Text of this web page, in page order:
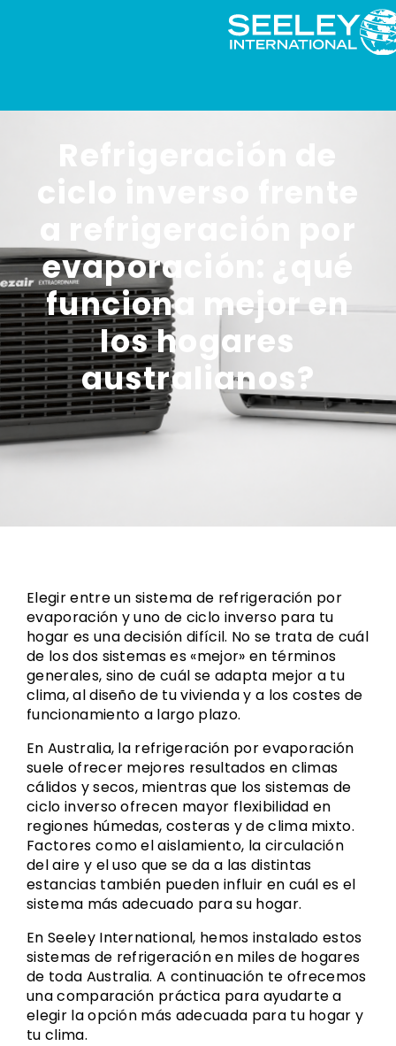
ciclo inverso frente
a refrigeración por
evaporación: ¿qué
funciona mejor en
los hogares
australianos?
Elegir entre un sistema de refrigeración por
evaporación y uno de ciclo inverso para tu
hogar es una decisión difícil. No se trata de cuál
de los dos sistemas es «mejor» en términos
generales, sino de cuál se adapta mejor a tu
clima, al diseño de tu vivienda y a los costes de
funcionamiento a largo plazo.
En Australia, la refrigeración por evaporación
suele ofrecer mejores resultados en climas
cálidos y secos, mientras que los sistemas de
ciclo inverso ofrecen mayor flexibilidad en
regiones húmedas, costeras y de clima mixto.
Factores como el aislamiento, la circulación
del aire y el uso que se da a las distintas
estancias también pueden influir en cuál es el
sistema más adecuado para su hogar.
En Seeley International, hemos instalado estos
sistemas de refrigeración en miles de hogares
de toda Australia. A continuación te ofrecemos
una comparación práctica para ayudarte a
elegir la opción más adecuada para tu hogar y
tu clima.